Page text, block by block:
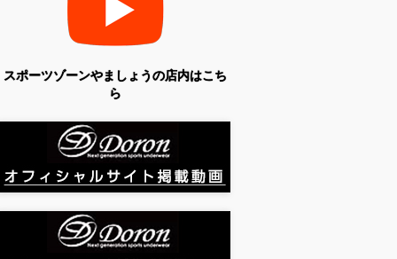
スポーツゾーンやましょうの店内はこち
ら